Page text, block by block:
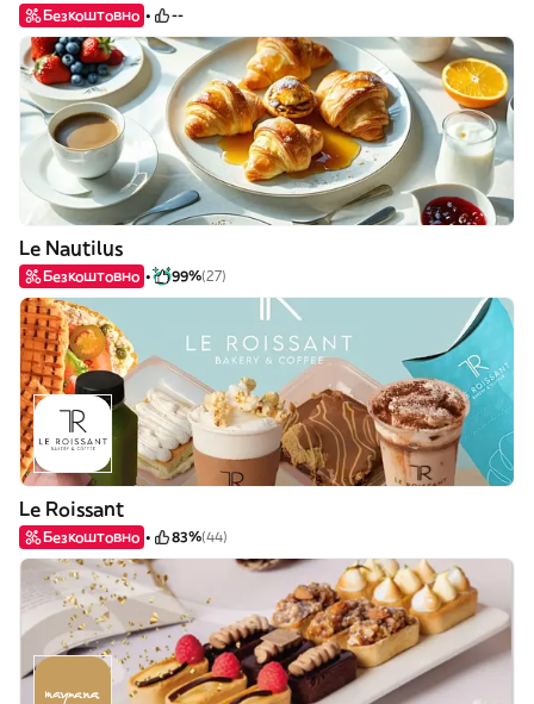
Безкоштовно --
Le Nautilus
Безкоштовно 99%(27)
Le Roissant
Безкоштовно 83%(44)